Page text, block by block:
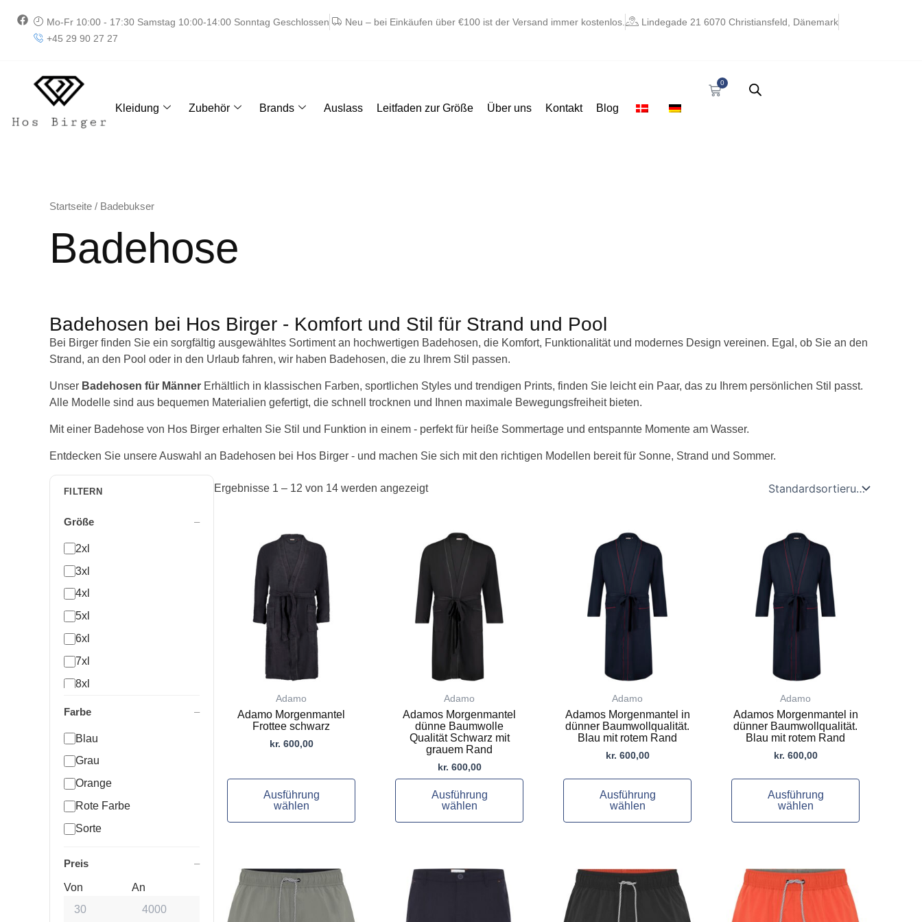
Inhalt
springen
F
a
Mo-Fr 10:00 - 17:30 Samstag 10:00-14:00 Sonntag Geschlossen Neu – bei Einkäufen über €100 ist der Versand immer kostenlos.
Lindegade 21 6070 Christiansfeld, Dänemark
+45 29 90 27 27
Kleidung Zubehör Brands Auslass Leitfaden zur Größe Über uns Kontakt Blog
0
Cart
Startseite / Badebukser
Badehose
Badehosen bei Hos Birger - Komfort und Stil für Strand und Pool
Bei Birger finden Sie ein sorgfältig ausgewähltes Sortiment an hochwertigen Badehosen, die Komfort, Funktionalität und modernes Design vereinen. Egal, ob Sie an den
Strand, an den Pool oder in den Urlaub fahren, wir haben Badehosen, die zu Ihrem Stil passen.
Unser Badehosen für Männer Erhältlich in klassischen Farben, sportlichen Styles und trendigen Prints, finden Sie leicht ein Paar, das zu Ihrem persönlichen Stil passt.
Alle Modelle sind aus bequemen Materialien gefertigt, die schnell trocknen und Ihnen maximale Bewegungsfreiheit bieten.
Mit einer Badehose von Hos Birger erhalten Sie Stil und Funktion in einem - perfekt für heiße Sommertage und entspannte Momente am Wasser.
Entdecken Sie unsere Auswahl an Badehosen bei Hos Birger - und machen Sie sich mit den richtigen Modellen bereit für Sonne, Strand und Sommer.
FILTERN
Größe
2xl
3xl
4xl
5xl
6xl
7xl
8xl
10xl
Farbe
Blau
Grau
Orange
Rote Farbe
Sorte
Preis
Von An
Ergebnisse 1 – 12 von 14 werden angezeigt
Adamo
Adamo Morgenmantel
Frottee schwarz
kr. 600,00
Ausführung
wählen
Produkt
mehrere
Varianten
Optionen
Produktseite
Adamo
Adamos Morgenmantel
dünne Baumwolle
Qualität Schwarz mit
grauem Rand
kr. 600,00
Ausführung
wählen
Produkt
weist
mehrere
Varianten
Optionen
Produktseite
gewählt
werden
Adamo
Adamos Morgenmantel in
dünner Baumwollqualität.
Blau mit rotem Rand
kr. 600,00
Ausführung
wählen
Produkt
mehrere
Varianten
Optionen
Produktseite
gewählt
Adamo
Adamos Morgenmantel in
dünner Baumwollqualität.
Blau mit rotem Rand
kr. 600,00
Ausführung
wählen
Produkt
mehrere
Varianten
Optionen
Produktseite
gewählt
Dieses
Produkt
weist
Dieses
Produkt
weist
Dieses
Produkt
weist
Dieses
Produkt
weist